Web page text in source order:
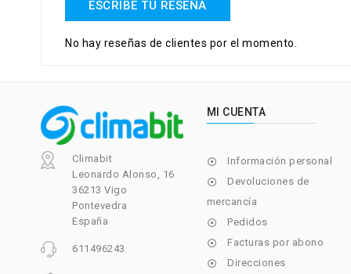
ESCRIBE TU RESEÑA
No hay reseñas de clientes por el momento.
Climabit
Leonardo Alonso, 16
36213 Vigo
Pontevedra
España
611496243
MI CUENTA
 Información personal

Devoluciones de
mercancía
 Pedidos
 Facturas por abono
 Direcciones